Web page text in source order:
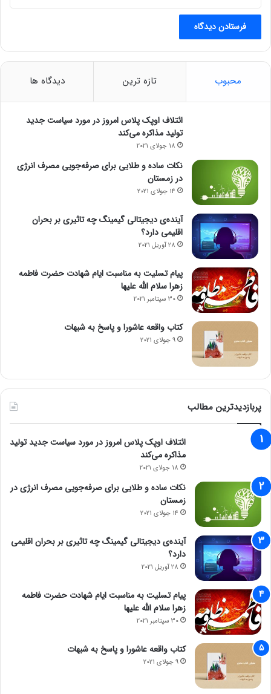
محبوب تازه ترین دیدگاه ها
ائتلاف اوپک پلاس امروز در مورد سیاست جدید
تولید مذاکره می‌کند
18 جولای 2021
نکات ساده و طلایی برای صرفه‌جویی مصرف انرژی
در زمستان
14 جولای 2021
آینده‌ی دیجیتالی گیمینگ چه تاثیری بر بحران
اقلیمی دارد؟
28 آوریل 2021
پیام تسلیت به مناسبت ایام شهادت حضرت فاطمه
زهرا سلام الله علیها
30 سپتامبر 2021
کتاب واقعه عاشورا و پاسخ به شبهات
9 جولای 2021
پربازدیدترین مطالب
ائتلاف اوپک پلاس امروز در مورد سیاست جدید تولید
مذاکره می‌کند
18 جولای 2021
نکات ساده و طلایی برای صرفه‌جویی مصرف انرژی در
زمستان
14 جولای 2021
آینده‌ی دیجیتالی گیمینگ چه تاثیری بر بحران اقلیمی
دارد؟
28 آوریل 2021
پیام تسلیت به مناسبت ایام شهادت حضرت فاطمه
زهرا سلام الله علیها
30 سپتامبر 2021
کتاب واقعه عاشورا و پاسخ به شبهات
9 جولای 2021